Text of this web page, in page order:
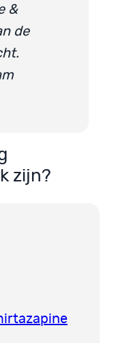
&
de
zijn?